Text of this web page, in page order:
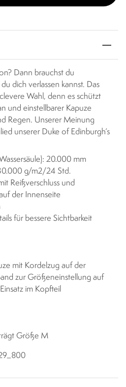
Dann brauchst du
dich verlassen kannst. Das
Wahl, denn es schützt
und einstellbarer Kapuze
Regen. Unserer Meinung
unserer Duke of Edinburgh‘s
20.000 mm
g/m2/24 Std.
Reißverschluss und
der Innenseite
für bessere Sichtbarkeit
mit Kordelzug auf der
zur Größeneinstellung auf
im Kopfteil
Größe M